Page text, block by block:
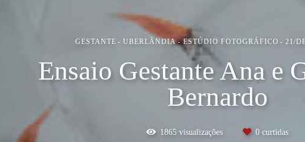
GESTANTE UBERLÂNDIA - ESTÚDIO FOTOGRÁFICO 21/
Ensaio Gestante Ana e
Bernardo
1865 visualizações 0 curtidas